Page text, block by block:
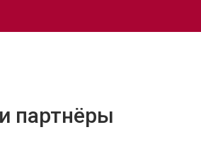
партнёры